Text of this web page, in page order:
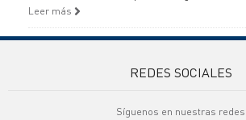
Leer más
REDES SOCIALES
Síguenos en nuestras redes